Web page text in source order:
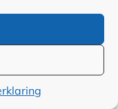
elkaar
dat iemand